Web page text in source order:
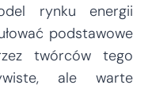
rynku energii
podstawowe
twórców tego
ale warte